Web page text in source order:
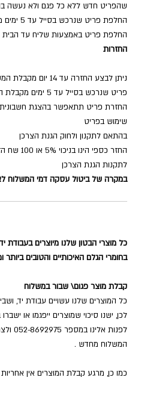
שהפריט חדש ללא כל פגם ולא נעשה
החלפת פריט שנרכש בסייל עד 5 ימים מקבלת המשלוח
החלפת פריט באמצעות שליח עד הבית - 45
החזרות
ניתן לבצע החזרה עד 14 יום מקבלת המשלוח
פריט שנרכש בסייל עד 5 ימים מקבלת המשלוח
החזרת פריט תתאפשר בהצגת חשבונית
שימוש בפריט
בהתאם לתקנון ולחוק הגנת הצרכן
החזר כספי
לתקנות הגנת הצרכן
במקרה של ביטול עסקה דמי המשלוח לא
כל מוצרי הבטון שלנו מיוצרים
בחומרי הגלם האיכותיים והטובים
קבלת מוצר פגום\ שבור במשלוח
כל המוצרים שלנו עשויים עבודת יד,
לכן, ישנו סיכוי שמוצרים ייפגמו או
לפנות
המשלוח מחדש .
כמו כן, מרגע קבלת המוצרים אין